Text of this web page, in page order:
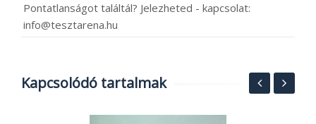
Pontatlanságot találtál? Jelezheted - kapcsolat:
info@tesztarena.hu
Kapcsolódó tartalmak